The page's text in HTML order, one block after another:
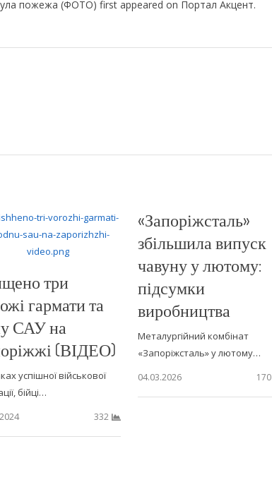
пожежа (ФОТО) first appeared on Портал Акцент.
три
гармати та
САУ на
(ВІДЕО)
успішної військової
бійці…
332
«Запоріжсталь»
збільшила випуск
чавуну у лютому:
підсумки
виробництва
Металургійний комбінат
«Запоріжсталь» у лютому…
04.03.2026
170